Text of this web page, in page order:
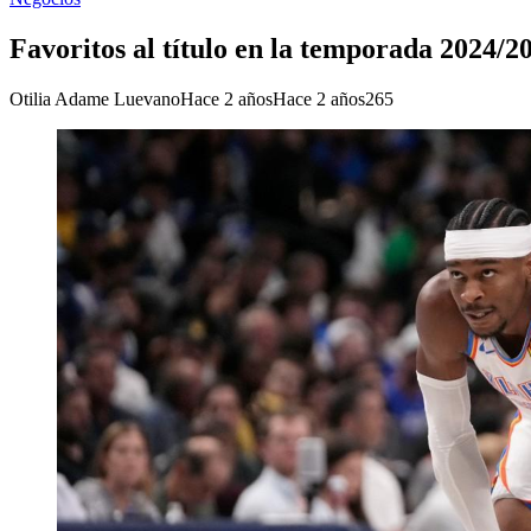
Favoritos al título en la temporada 2024/
Otilia Adame LuevanoHace 2 añosHace 2 años265